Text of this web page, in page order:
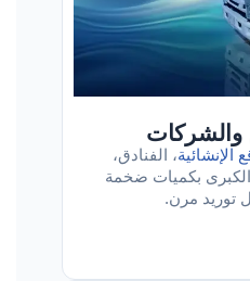
والشركات
الإنشائية، الفنادق،
بكميات ضخمة
توريد مرن.